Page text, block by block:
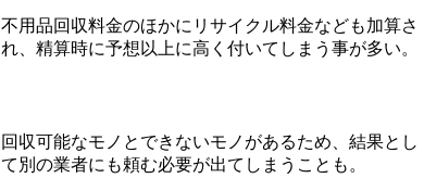
不用品回収料金のほかにリサイクル料金なども加算さ
れ、精算時に予想以上に高く付いてしまう事が多い。
回収可能なモノとできないモノがあるため、結果とし
て別の業者にも頼む必要が出てしまうことも。